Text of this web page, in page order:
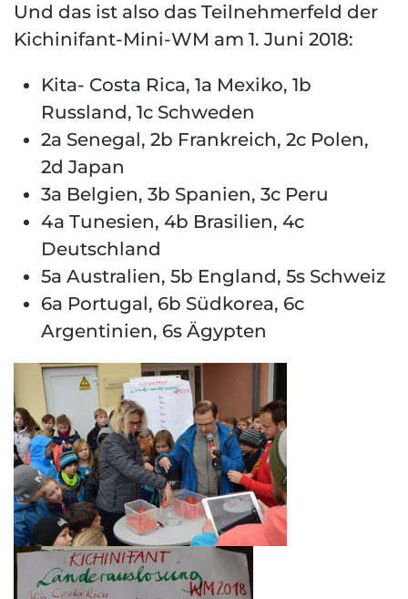
Und das ist also das Teilnehmerfeld der
Kichinifant-Mini-WM am 1. Juni 2018:
Kita- Costa Rica, 1a Mexiko, 1b
Russland, 1c Schweden
2a Senegal, 2b Frankreich, 2c Polen,
2d Japan
3a Belgien, 3b Spanien, 3c Peru
4a Tunesien, 4b Brasilien, 4c
Deutschland
5a Australien, 5b England, 5s Schweiz
6a Portugal, 6b Südkorea, 6c
Argentinien, 6s Ägypten